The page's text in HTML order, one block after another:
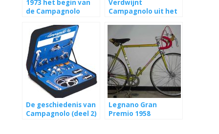
1973 het begin van
de Campagnolo
Verdwijnt
Campagnolo uit het
De geschiedenis van
Campagnolo (deel 2)
Legnano Gran
Premio 1958